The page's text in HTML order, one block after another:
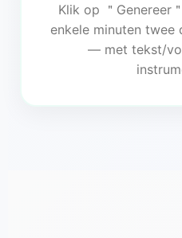
Klik op ＂Genereer
enkele minuten
— met tekst/